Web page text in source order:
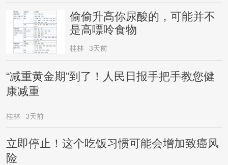
偷偷升高你尿酸的，可能并不
是高嘌呤食物
桂林 3天前
“减重黄金期”到了！人民日报手把手教您健
康减重
桂林 3天前
立即停止！这个吃饭习惯可能会增加致癌风
险